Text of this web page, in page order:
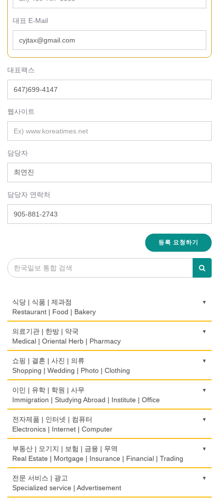
대표 E-Mail
대표팩스
웹사이트
담당자
담당자 연락처
등록 요청하기
식당 | 식품 | 제과점
Restaurant | Food | Bakery
농장
Farm
떡집/방앗간
Rice Cake
Fish Market
Restaurant
식당장비
Food Equipment
식품점
Korean Food
의료기관 | 한방 | 약국
Medical | Oriental Herb | Pharmacy
의사-검안의
Optometrist
보청기
Hearing Aid
Bidet
Psychologist/Psychiatrist
안경점
Optical Stores
의료기구
쇼핑 | 결혼 | 사진 | 의류
Shopping | Wedding | Photo | Clothing
한복집
Korean Costume
유리/거울/액자
Glass/Mirror/Frame
Children's Ware
Wedding
이민 | 유학 | 학원 | 사무
Immigration | Studying Abroad | Institute | Office
이민/유학
Immigration/Studying Abroad
사무기기
Office Equipment
Stationery/Office Equipment
전자제품 | 인터넷 | 컴퓨터
Electronics | Internet | Computer
금전등록기
Cash Register
인터넷 서비스/까페
Internet Service/Cafe
부동산 | 모기지 | 보험 | 금융 | 무역
Real Estate | Mortgage | Insurance | Financial | Trading
도매
Wholesale
전문 서비스 | 광고
Specialized service | Advertisement